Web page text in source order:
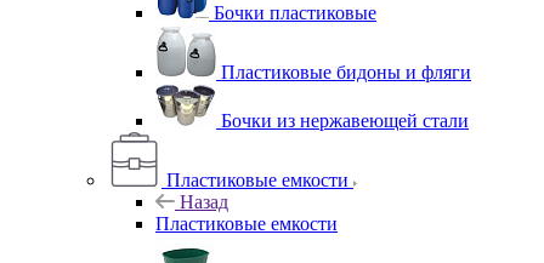
Бочки пластиковые
Пластиковые бидоны и фляги
Бочки из нержавеющей стали
Пластиковые емкости
Назад
Пластиковые емкости